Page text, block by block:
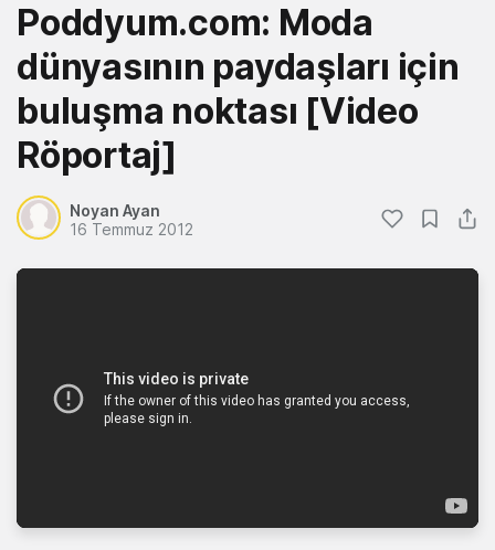
Poddyum.com: Moda
dünyasının paydaşları için
buluşma noktası [Video
Röportaj]
Noyan Ayan
16 Temmuz 2012